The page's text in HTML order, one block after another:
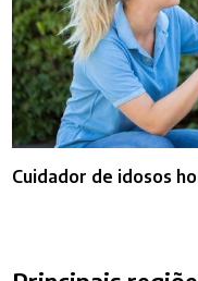
Cuidador de idosos